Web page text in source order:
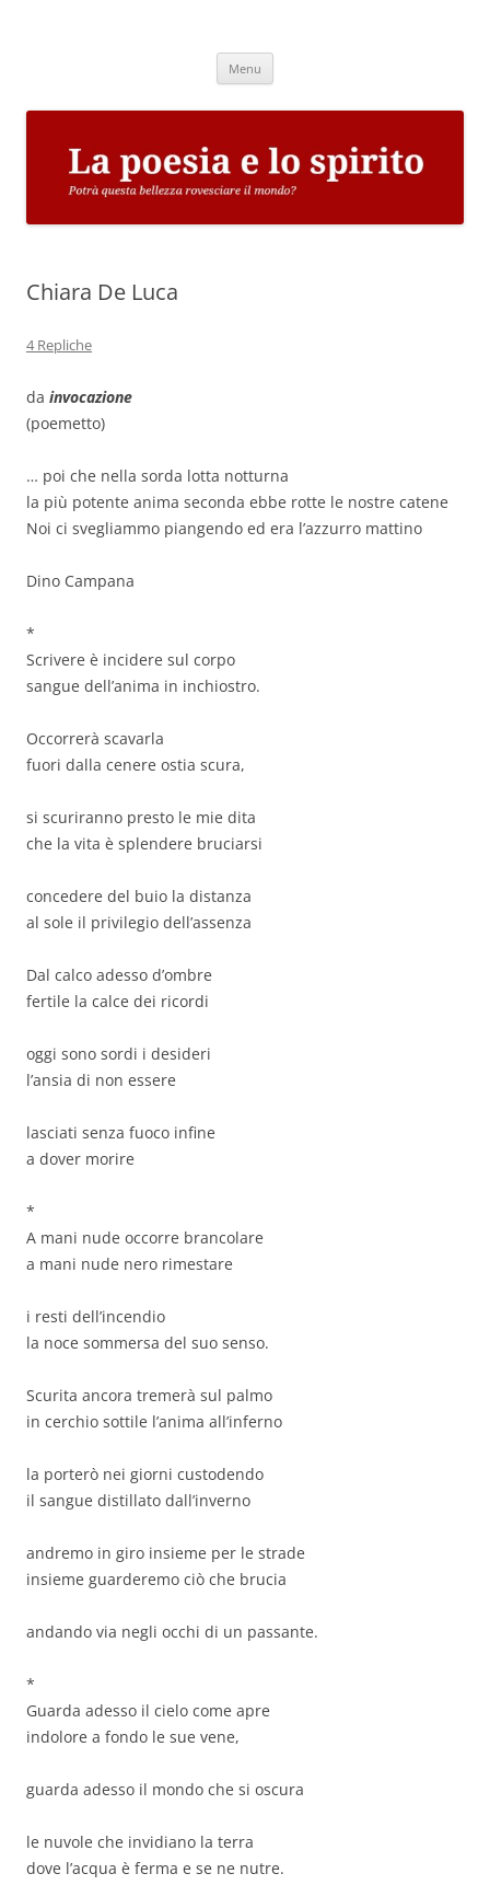
Menu
Chiara De Luca
4 Repliche
da invocazione
(poemetto)
… poi che nella sorda lotta notturna
la più potente anima seconda ebbe rotte le nostre catene
Noi ci svegliammo piangendo ed era l’azzurro mattino
Dino Campana
*
Scrivere è incidere sul corpo
sangue dell’anima in inchiostro.
Occorrerà scavarla
fuori dalla cenere ostia scura,
si scuriranno presto le mie dita
che la vita è splendere bruciarsi
concedere del buio la distanza
al sole il privilegio dell’assenza
Dal calco adesso d’ombre
fertile la calce dei ricordi
oggi sono sordi i desideri
l’ansia di non essere
lasciati senza fuoco infine
a dover morire
*
A mani nude occorre brancolare
a mani nude nero rimestare
i resti dell’incendio
la noce sommersa del suo senso.
Scurita ancora tremerà sul palmo
in cerchio sottile l’anima all’inferno
la porterò nei giorni custodendo
il sangue distillato dall’inverno
andremo in giro insieme per le strade
insieme guarderemo ciò che brucia
andando via negli occhi di un passante.
*
Guarda adesso il cielo come apre
indolore a fondo le sue vene,
guarda adesso il mondo che si oscura
le nuvole che invidiano la terra
dove l’acqua è ferma e se ne nutre.